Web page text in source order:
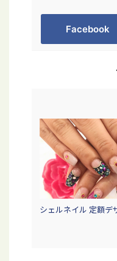
Facebook
シェルネイル 定額デ